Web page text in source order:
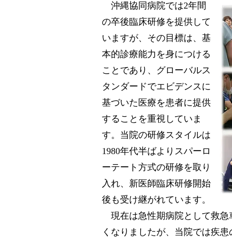
沖縄協同病院では2年間
の卒後臨床研修を提供して
いますが、その目標は、基
本的診療能力を身につける
ことであり、グローバルス
タンダードでエビデンスに
基づいた医療を患者に提供
することを重視していま
す。当院の研修スタイルは
1980年代半ばよりスパーロ
ーテート方式の研修を取り
入れ、新医師臨床研修開始
後も受け継がれています。
現在は急性期病院として救急
くなりましたが、当院では疾